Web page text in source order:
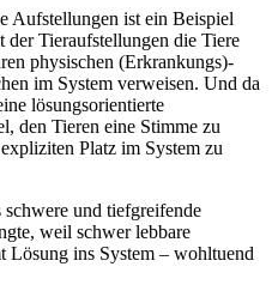
Aufstellungen ist ein Beispiel
Tieraufstellungen die Tiere
physischen (Erkrankungs)-
im System verweisen. Und da
lösungsorientierte
den Tieren eine Stimme zu
Platz im System zu
schwere und tiefgreifende
weil schwer lebbare
Lösung ins System – wohltuend